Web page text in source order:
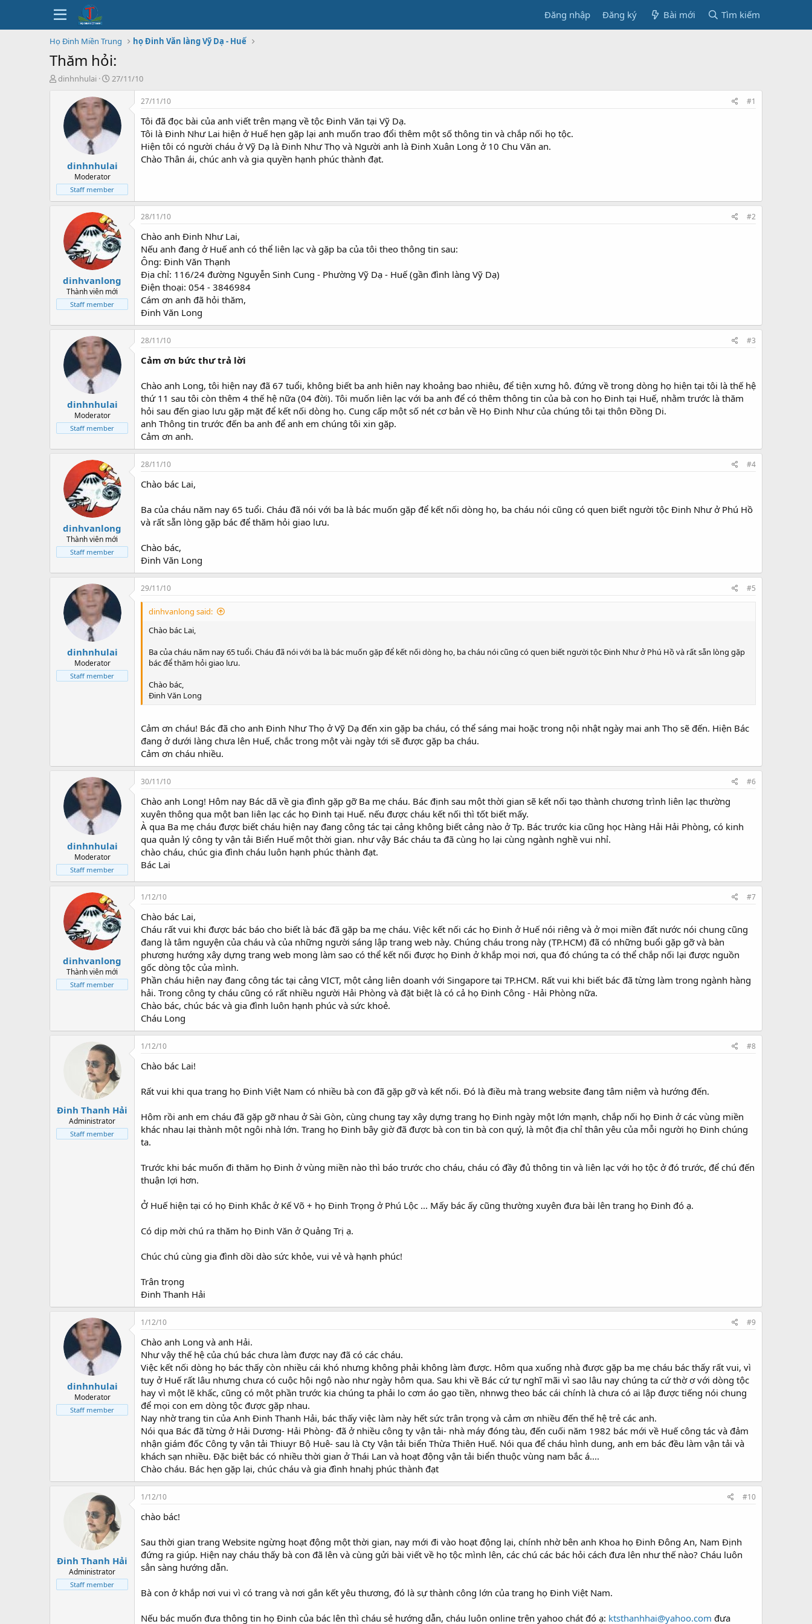
Đăng nhập Đăng ký Bài mới Tìm kiếm
Họ Đinh Miền Trung họ Đinh Văn làng Vỹ Dạ - Huế
Thăm hỏi:
T
t
e
dinhnhulai
N
y
ắ
ầ
27/11/10
dinhnhulai
Moderator
Staff member
27/11/10 #1
Tôi đã đọc bài của anh viết trên mạng về tộc Đinh Văn tại Vỹ Dạ.
Tôi là Đinh Như Lai hiện ở Huế hẹn gặp lại anh muốn trao đổi thêm một số thông tin và chắp nối họ tộc.
Hiện tôi có người cháu ở Vỹ Dạ là Đinh Như Thọ và Người anh là Đinh Xuân Long ở 10 Chu Văn an.
Chào Thân ái, chúc anh và gia quyền hạnh phúc thành đạt.
dinhvanlong
Thành viên mới
Staff member
28/11/10 #2
Chào anh Đinh Như Lai,
Nếu anh đang ở Huế anh có thể liên lạc và gặp ba của tôi theo thông tin sau:
Ông: Đinh Văn Thạnh
Địa chỉ: 116/24 đường Nguyễn Sinh Cung - Phường Vỹ Dạ - Huế (gần đình làng Vỹ Dạ)
Điện thoại: 054 - 3846984
Cám ơn anh đã hỏi thăm,
Đinh Văn Long
dinhnhulai
Moderator
Staff member
28/11/10 #3
Cảm ơn bức thư trả lời
Chào anh Long, tôi hiện nay đã 67 tuổi, không biết ba anh hiên nay khoảng bao nhiêu, để tiện xưng hô. đứng về trong dòng họ hiện tại tôi là thế hệ
thứ 11 sau tôi còn thêm 4 thế hệ nữa (04 đời). Tôi muốn liên lạc với ba anh để có thêm thông tin của bà con họ Đinh tại Huế, nhằm trước là thăm
hỏi sau đến giao lưu gặp mặt để kết nối dòng họ. Cung cấp một số nét cơ bản về Họ Đinh Như của chúng tôi tại thôn Đồng Di.
anh Thông tin trước đến ba anh để anh em chúng tôi xin gặp.
Cảm ơn anh.
dinhvanlong
Thành viên mới
Staff member
28/11/10 #4
Chào bác Lai,
Ba của cháu năm nay 65 tuổi. Cháu đã nói với ba là bác muốn gặp để kết nối dòng họ, ba cháu nói cũng có quen biết người tộc Đinh Như ở Phú Hồ
và rất sẵn lòng gặp bác để thăm hỏi giao lưu.
Chào bác,
Đinh Văn Long
dinhnhulai
Moderator
Staff member
29/11/10 #5
dinhvanlong said:
Chào bác Lai,
Ba của cháu năm nay 65 tuổi. Cháu đã nói với ba là bác muốn gặp để kết nối dòng họ, ba cháu nói cũng có quen biết người tộc Đinh Như ở Phú Hồ và rất sẵn lòng gặp
bác để thăm hỏi giao lưu.
Chào bác,
Đinh Văn Long
Cảm ơn cháu! Bác đã cho anh Đinh Như Thọ ở Vỹ Dạ đến xin gặp ba cháu, có thể sáng mai hoặc trong nội nhật ngày mai anh Thọ sẽ đến. Hiện Bác
đang ở dưới làng chưa lên Huế, chắc trong một vài ngày tới sẽ được gặp ba cháu.
Cảm ơn cháu nhiều.
dinhnhulai
Moderator
Staff member
30/11/10 #6
Chào anh Long! Hôm nay Bác dã về gia đình gặp gỡ Ba mẹ cháu. Bác định sau một thời gian sẽ kết nối tạo thành chương trình liên lạc thường
xuyên thông qua một ban liên lạc các họ Đinh tại Huế. nếu được cháu kết nối thì tốt biết mấy.
À qua Ba mẹ cháu được biết cháu hiện nay đang công tác tại cảng không biết cảng nào ở Tp. Bác trước kia cũng học Hàng Hải Hải Phòng, có kinh
qua quản lý công ty vận tải Biển Huế một thời gian. như vậy Bác cháu ta đã cùng họ lại cùng ngành nghề vui nhỉ.
chào cháu, chúc gia đình cháu luôn hạnh phúc thành đạt.
Bác Lai
dinhvanlong
Thành viên mới
Staff member
1/12/10 #7
Chào bác Lai,
Cháu rất vui khi được bác báo cho biết là bác đã gặp ba mẹ cháu. Việc kết nối các họ Đinh ở Huế nói riêng và ở mọi miền đất nước nói chung cũng
đang là tâm nguyện của cháu và của những người sáng lập trang web này. Chúng cháu trong này (TP.HCM) đã có những buổi gặp gỡ và bàn
phương hướng xây dựng trang web mong làm sao có thể kết nối được họ Đinh ở khắp mọi nơi, qua đó chúng ta có thể chắp nối lại được nguồn
gốc dòng tộc của mình.
Phần cháu hiện nay đang công tác tại cảng VICT, một cảng liên doanh với Singapore tại TP.HCM. Rất vui khi biết bác đã từng làm trong ngành hàng
hải. Trong công ty cháu cũng có rất nhiều người Hải Phòng và đặt biệt là có cả họ Đinh Công - Hải Phòng nữa.
Chào bác, chúc bác và gia đình luôn hạnh phúc và sức khoẻ.
Cháu Long
Đinh Thanh Hải
Administrator
Staff member
1/12/10 #8
Chào bác Lai!
Rất vui khi qua trang họ Đinh Việt Nam có nhiều bà con đã gặp gỡ và kết nối. Đó là điều mà trang website đang tâm niệm và hướng đến.
Hôm rồi anh em cháu đã gặp gỡ nhau ở Sài Gòn, cùng chung tay xây dựng trang họ Đinh ngày một lớn mạnh, chắp nối họ Đinh ở các vùng miền
khác nhau lại thành một ngôi nhà lớn. Trang họ Đinh bây giờ đã được bà con tin bà con quý, là một địa chỉ thân yêu của mỗi người họ Đinh chúng
ta.
Trước khi bác muốn đi thăm họ Đinh ở vùng miền nào thì báo trước cho cháu, cháu có đầy đủ thông tin và liên lạc với họ tộc ở đó trước, để chú đến
thuận lợi hơn.
Ở Huế hiện tại có họ Đinh Khắc ở Kế Võ + họ Đinh Trọng ở Phú Lộc ... Mấy bác ấy cũng thường xuyên đưa bài lên trang họ Đinh đó ạ.
Có dịp mời chú ra thăm họ Đinh Văn ở Quảng Trị ạ.
Chúc chú cùng gia đình dồi dào sức khỏe, vui vẻ và hạnh phúc!
Trân trọng
Đinh Thanh Hải
dinhnhulai
Moderator
Staff member
1/12/10 #9
Chào anh Long và anh Hải.
Như vậy thế hệ của chú bác chưa làm được nay đã có các cháu.
Việc kết nối dòng họ bác thấy còn nhiều cái khó nhưng không phải không làm được. Hôm qua xuống nhà được gặp ba mẹ cháu bác thấy rất vui, vì
tuy ở Huế rất lâu nhưng chưa có cuộc hội ngộ nào như ngày hôm qua. Sau khi về Bác cứ tự nghĩ mãi vì sao lâu nay chúng ta cứ thờ ơ với dòng tộc
hay vì một lẽ khấc, cũng có một phần trước kia chúng ta phải lo cơm áo gạo tiền, nhnwg theo bác cái chính là chưa có ai lập được tiếng nói chung
để mọi con em dòng tộc được gặp nhau.
Nay nhờ trang tin của Anh Đinh Thanh Hải, bác thấy việc làm này hết sức trân trọng và cảm ơn nhiều đến thế hệ trẻ các anh.
Nói qua Bác đã từng ở Hải Dương- Hải Phòng- đã ở nhiều công ty vận tải- nhà máy đóng tàu, đến cuối năm 1982 bác mới về Huế công tác và đảm
nhận giám đốc Công ty vận tải Thiuyr Bộ Huê- sau là Cty Vận tải biển Thừa Thiên Huế. Nói qua để cháu hình dung, anh em bác đều làm vận tải và
khách sạn nhiều. Đặc biệt bác có nhiều thời gian ở Thái Lan và hoạt động vận tải biển thuộc vùng nam bắc á....
Chào cháu. Bác hẹn gặp lại, chúc cháu và gia đình hnahj phúc thành đạt
Đinh Thanh Hải
Administrator
Staff member
1/12/10 #10
chào bác!
Sau thời gian trang Website ngừng hoạt động một thời gian, nay mới đi vào hoạt động lại, chính nhờ bên anh Khoa họ Đinh Đông An, Nam Định
đứng ra giúp. Hiện nay cháu thấy bà con đã lên và cùng gửi bài viết về họ tộc mình lên, các chú các bác hỏi cách đưa lên như thế nào? Cháu luôn
sẳn sàng hướng dẫn.
Bà con ở khắp nơi vui vì có trang và nơi gắn kết yêu thương, đó là sự thành công lớn của trang họ Đinh Việt Nam.
Nếu bác muốn đưa thông tin họ Đinh của bác lên thì cháu sẻ hướng dẫn, cháu luôn online trên yahoo chát đó ạ: ktsthanhhai@yahoo.com đưa